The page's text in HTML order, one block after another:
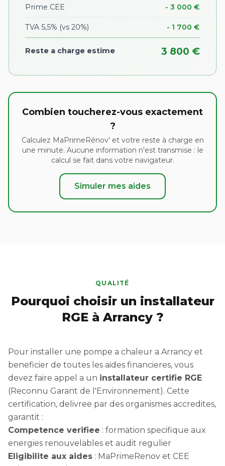
Prime CEE - 3 000 €
TVA 5,5% (vs 20%) - 1 700 €
Reste a charge estime 3 800 €
Combien toucherez-vous exactement
?
Calculez MaPrimeRénov' et votre reste à charge en
une minute. Aucune information n'est transmise : le
calcul se fait dans votre navigateur.
Simuler mes aides
QUALITÉ
Pourquoi choisir un installateur
RGE à Arrancy ?
Pour installer une pompe a chaleur a Arrancy et
beneficier de toutes les aides financieres, vous
devez faire appel a un installateur certifie RGE
(Reconnu Garant de l'Environnement). Cette
certification, delivree par des organismes accredites,
garantit :
Competence verifiee : formation specifique aux
energies renouvelables et audit regulier
Eligibilite aux aides : MaPrimeRenov et CEE